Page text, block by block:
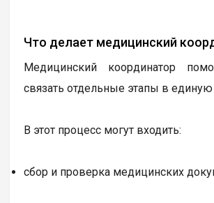
Что делает медицинский
Медицинский координатор
связать отдельные этапы в единую
В этот процесс могут входить:
сбор и проверка медицинских